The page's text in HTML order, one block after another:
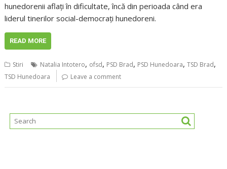
hunedorenii aflați în dificultate, încă din perioada când era
liderul tinerilor social-democrați hunedoreni.
READ MORE
Stiri Natalia Intotero, ofsd, PSD Brad, PSD Hunedoara,TSD Brad,
TSD Hunedoara Leave a comment